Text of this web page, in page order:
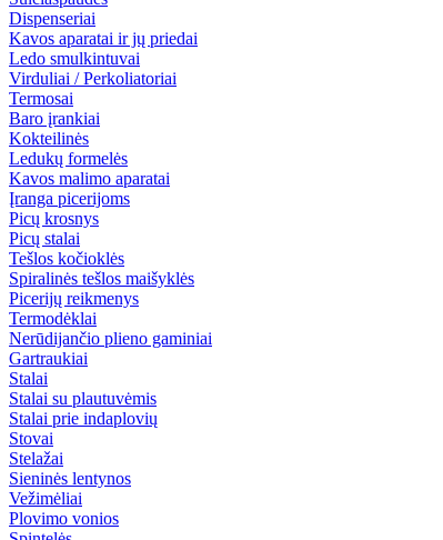
Dispenseriai
Kavos aparatai ir jų priedai
Ledo smulkintuvai
Virduliai / Perkoliatoriai
Termosai
Baro įrankiai
Kokteilinės
Ledukų formelės
Kavos malimo aparatai
Įranga picerijoms
Picų krosnys
Picų stalai
Tešlos kočioklės
Spiralinės tešlos maišyklės
Picerijų reikmenys
Termodėklai
Nerūdijančio plieno gaminiai
Gartraukiai
Stalai
Stalai su plautuvėmis
Stalai prie indaplovių
Stovai
Stelažai
Sieninės lentynos
Vežimėliai
Plovimo vonios